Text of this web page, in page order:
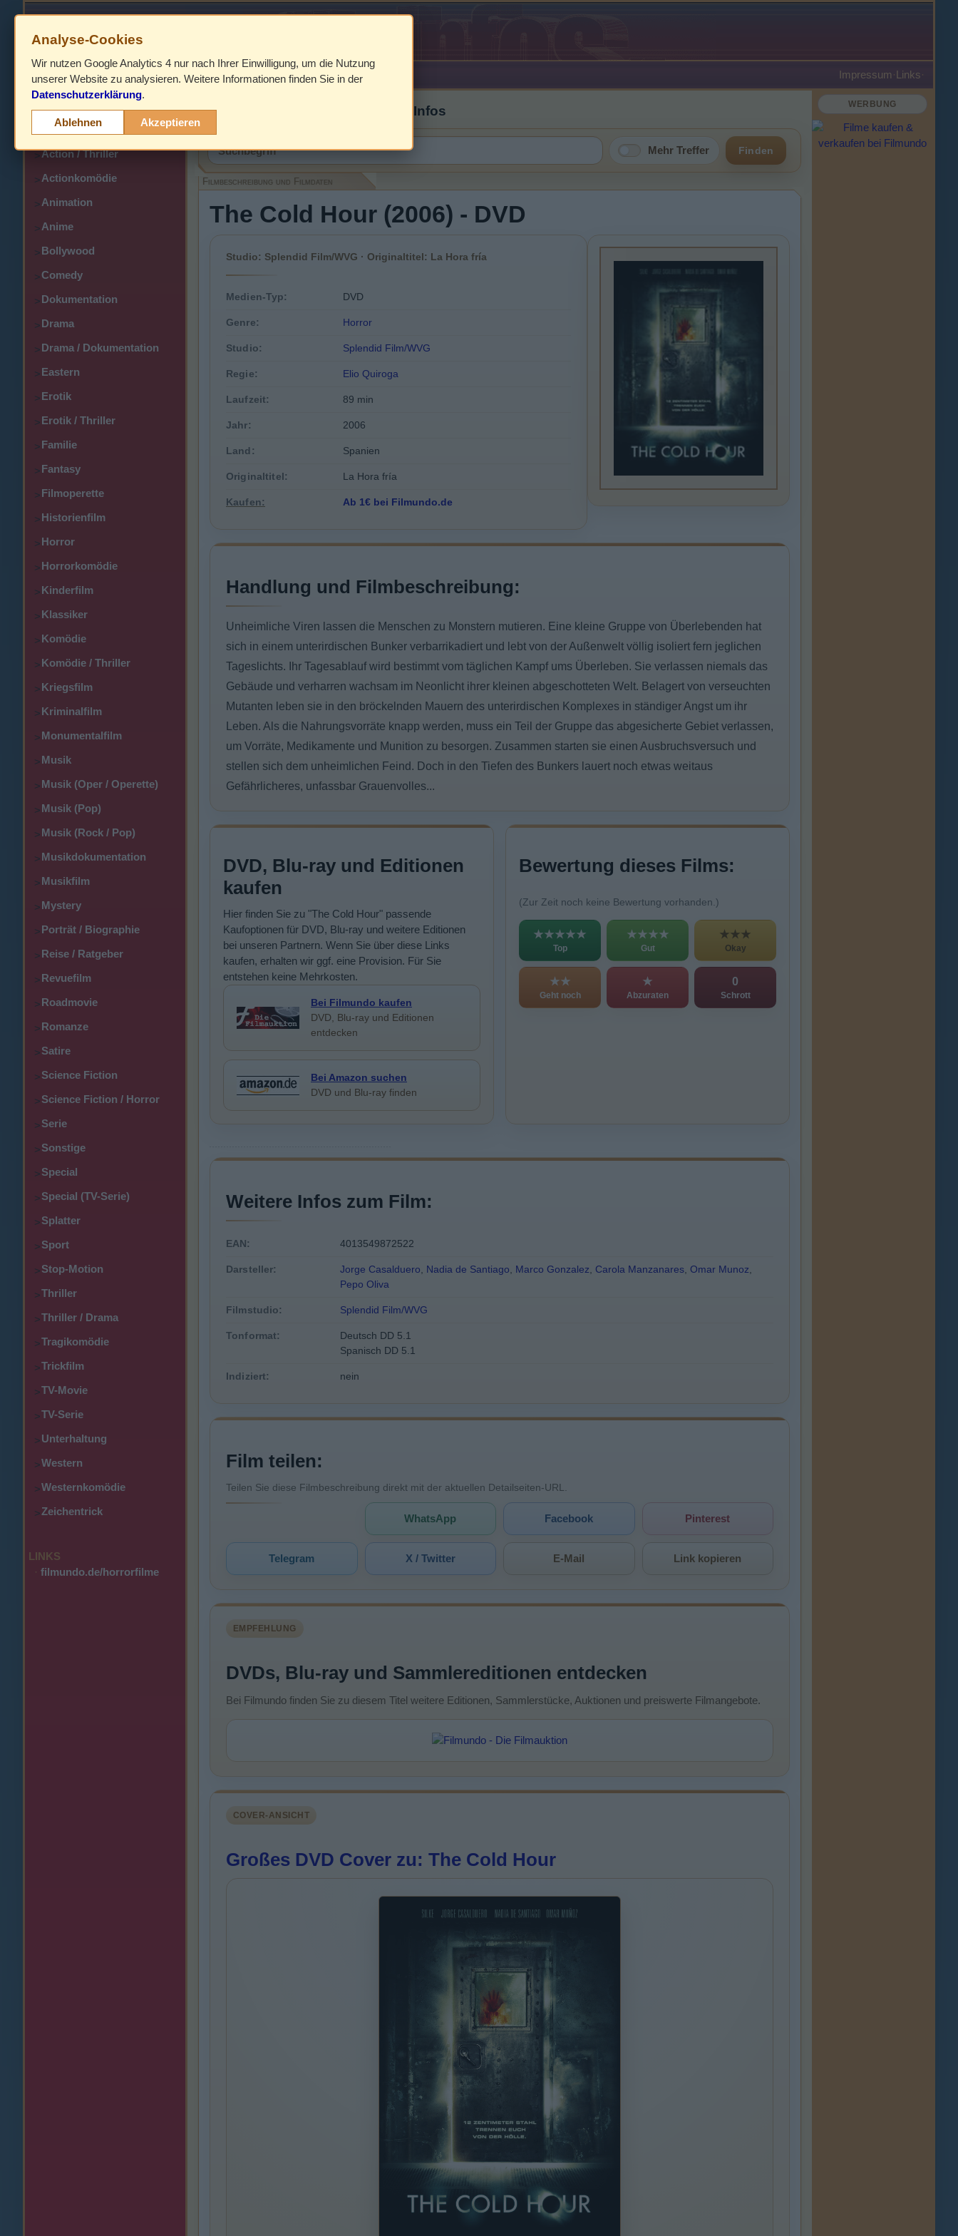
HOME Impressum ·Links·
>
> Action
>Action / Thriller
>Actionkomödie
>Animation
>Anime
>Bollywood
>Comedy
>Dokumentation
>Drama
>Drama / Dokumentation
>Eastern
>Erotik
>Erotik / Thriller
>Familie
>Fantasy
>Filmoperette
>Historienfilm
>Horror
>Horrorkomödie
>Kinderfilm
>Klassiker
>Komödie
>Komödie / Thriller
>Kriegsfilm
>Kriminalfilm
>Monumentalfilm
>Musik
>Musik (Oper / Operette)
>Musik (Pop)
>Musik (Rock / Pop)
>Musikdokumentation
>Musikfilm
>Mystery
>Porträt / Biographie
>Reise / Ratgeber
>Revuefilm
>Roadmovie
>Romanze
>Satire
>Science Fiction
>Science Fiction / Horror
>Serie
>Sonstige
>Special
>Special (TV-Serie)
>Splatter
>Sport
>Stop-Motion
>Thriller
>Thriller / Drama
>Tragikomödie
>Trickfilm
>TV-Movie
>TV-Serie
>Unterhaltung
>Western
>Westernkomödie
>Zeichentrick
LINKS
· filmundo.de/horrorfilme
Filmbeschreibung, Cover & DVD Infos
Mehr Treffer Finden
Filmbeschreibung und Filmdaten
The Cold Hour (2006) - DVD
Studio: Splendid Film/WVG · Originaltitel: La Hora fría
Medien-Typ: DVD
Genre: Horror
Studio: Splendid Film/WVG
Regie: Elio Quiroga
Laufzeit: 89 min
Jahr: 2006
Land: Spanien
Originaltitel: La Hora fría
Kaufen: Ab 1€ bei Filmundo.de
Handlung und Filmbeschreibung:
Unheimliche Viren lassen die Menschen zu Monstern mutieren. Eine kleine Gruppe von Überlebenden hat
sich in einem unterirdischen Bunker verbarrikadiert und lebt von der Außenwelt völlig isoliert fern jeglichen
Tageslichts. Ihr Tagesablauf wird bestimmt vom täglichen Kampf ums Überleben. Sie verlassen niemals das
Gebäude und verharren wachsam im Neonlicht ihrer kleinen abgeschotteten Welt. Belagert von verseuchten
Mutanten leben sie in den bröckelnden Mauern des unterirdischen Komplexes in ständiger Angst um ihr
Leben. Als die Nahrungsvorräte knapp werden, muss ein Teil der Gruppe das abgesicherte Gebiet verlassen,
um Vorräte, Medikamente und Munition zu besorgen. Zusammen starten sie einen Ausbruchsversuch und
stellen sich dem unheimlichen Feind. Doch in den Tiefen des Bunkers lauert noch etwas weitaus
Gefährlicheres, unfassbar Grauenvolles...
DVD, Blu-ray und Editionen
kaufen
Hier finden Sie zu "The Cold Hour" passende
Kaufoptionen für DVD, Blu-ray und weitere Editionen
bei unseren Partnern. Wenn Sie über diese Links
kaufen, erhalten wir ggf. eine Provision. Für Sie
entstehen keine Mehrkosten.
Bei Filmundo kaufen
DVD, Blu-ray und Editionen
entdecken
Bei Amazon suchen
DVD und Blu-ray finden
Bewertung dieses Films:
(Zur Zeit noch keine Bewertung vorhanden.)
★★★★★
Top
★★★★
Gut
★★★
Okay
★★
Geht noch
★
Abzuraten
0
Schrott
Weitere Infos zum Film:
EAN: 4013549872522
Darsteller: Jorge Casalduero Nadia de Santiago Marco Gonzalez Carola Manzanares Omar Munoz
Pepo Oliva
Filmstudio: Splendid Film/WVG
Tonformat:
Deutsch DD 5.1
Spanisch DD 5.1
Indiziert: nein
Film teilen:
Teilen Sie diese Filmbeschreibung direkt mit der aktuellen Detailseiten-URL.
WhatsApp Facebook Pinterest
Telegram X / Twitter E-Mail Link kopieren
EMPFEHLUNG
DVDs, Blu-ray und Sammlereditionen entdecken
Bei Filmundo finden Sie zu diesem Titel weitere Editionen, Sammlerstücke, Auktionen und preiswerte Filmangebote.
COVER-ANSICHT
Großes DVD Cover zu: The Cold Hour
WERBUNG
Analyse-Cookies
Wir nutzen Google Analytics 4 nur nach Ihrer Einwilligung, um die Nutzung
unserer Website zu analysieren. Weitere Informationen finden Sie in der
Datenschutzerklärung.
Ablehnen Akzeptieren